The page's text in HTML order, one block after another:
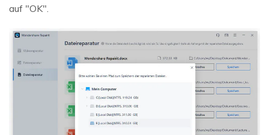
auf "OK".